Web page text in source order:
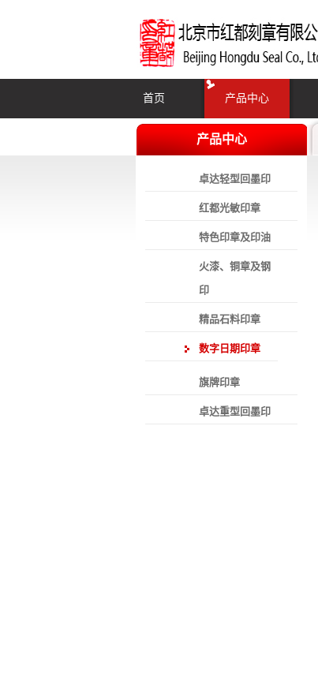
首页 产品中心
产品中心
卓达轻型回墨印
红都光敏印章
特色印章及印油
火漆、铜章及钢
印
精品石料印章
数字日期印章
旗牌印章
卓达重型回墨印